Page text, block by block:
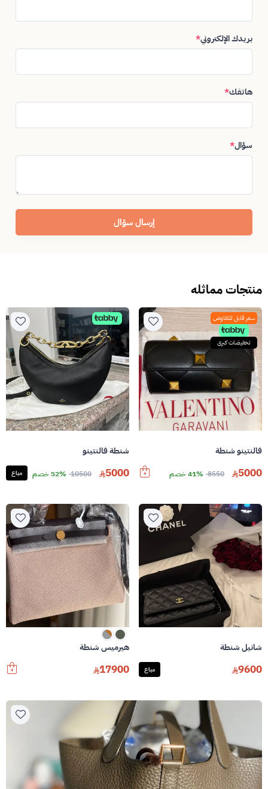
بريدك الإلكتروني*
هاتفك*
سؤال*
إرسال سؤال
منتجات مماثله
سعر قابل للتفاوض
تخفيضات كبرى
فالنتينو شنطة
5000
8550 41% خصم
شنطة فالنتينو
5000
10500 52% خصم مباع
شانيل شنطة
9600 مباع
هيرميس شنطة
17900